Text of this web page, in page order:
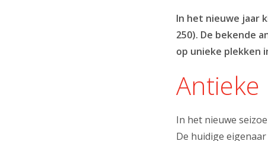
In het nieuwe jaar
250). De bekende
op unieke plekken
Antieke
In het nieuwe
De huidige